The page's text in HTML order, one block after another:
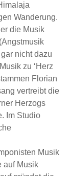
Wanderung.
die Musik
nicht dazu
zu ‘Herz
Florian
vertreibt die
Herzogs
Im Studio
Musik
auf Musik